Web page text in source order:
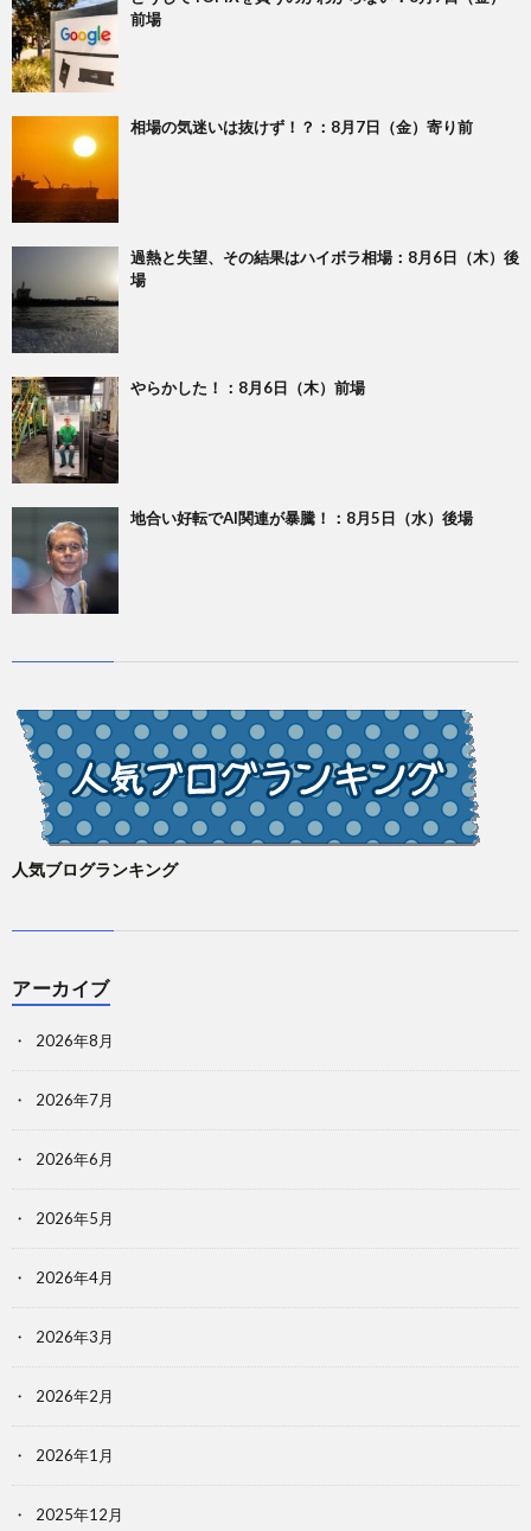
前場
相場の気迷いは抜けず！？：8月7日（金）寄り前
過熱と失望、その結果はハイボラ相場：8月6日（木）後
場
やらかした！：8月6日（木）前場
地合い好転でAI関連が暴騰！：8月5日（水）後場
人気ブログランキング
アーカイブ
2026年8月
2026年7月
2026年6月
2026年5月
2026年4月
2026年3月
2026年2月
2026年1月
2025年12月